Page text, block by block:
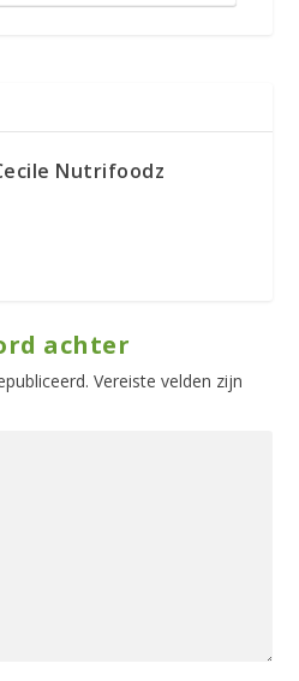
Nutrifoodz
achter
Vereiste velden zijn